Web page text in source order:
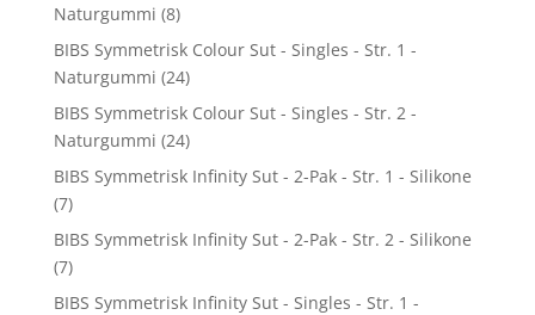
Naturgummi (8)
BIBS Symmetrisk Colour Sut - Singles - Str. 1 -
Naturgummi (24)
BIBS Symmetrisk Colour Sut - Singles - Str. 2 -
Naturgummi (24)
BIBS Symmetrisk Infinity Sut - 2-Pak - Str. 1 - Silikone
(7)
BIBS Symmetrisk Infinity Sut - 2-Pak - Str. 2 - Silikone
(7)
BIBS Symmetrisk Infinity Sut - Singles - Str. 1 -